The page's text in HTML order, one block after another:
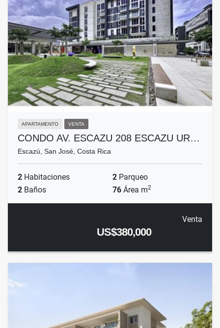
APARTAMENTO VENTA
CONDO AV. ESCAZU 208 ESCAZU UR…
Escazú, San José, Costa Rica
2 Habitaciones 2 Parqueo
2 Baños 76 Área m2
Venta
US$380,000